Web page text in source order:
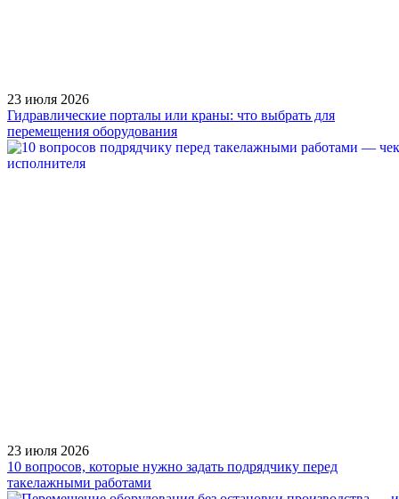
23 июля 2026
Гидравлические порталы или краны: что выбрать для
перемещения оборудования
23 июля 2026
10 вопросов, которые нужно задать подрядчику перед
такелажными работами